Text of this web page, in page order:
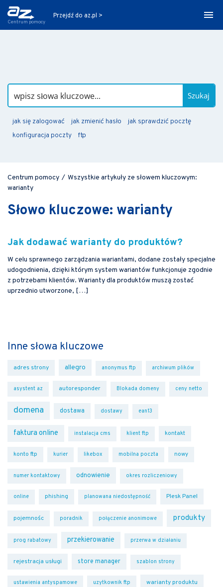
Centrum pomocy
Przejdź do az.pl >
Szukaj
jak się zalogować jak zmienić hasło
jak sprawdzić pocztę
konfiguracja poczty
ftp
Centrum pomocy / Wszystkie artykuły ze słowem kluczowym:
warianty
Słowo kluczowe: warianty
Jak dodawać warianty do produktów?
W celu sprawnego zarządzania wariantami, dodane zostały specjalne
udogodnienia, dzięki którym system wariantów funkcjonuje zgodnie
z potrzebami klientów. Warianty dla produktów muszą zostać
uprzednio utworzone, […]
Inne słowa kluczowe
adres strony allegro anonymus ftp archiwum plików
asystent az autoresponder Blokada domeny ceny netto
domena dostawa dostawy ean13
faktura online instalacja cms klient ftp kontakt
konto ftp kurier likebox mobilna poczta nowy
numer kontaktowy odnowienie okres rozliczeniowy
online phishing planowana niedostępność Plesk Panel
pojemnośc poradnik połączenie anonimowe produkty
prog rabatowy przekierowanie przerwa w działaniu
rejestracja usługi store manager szablon strony
ustawienia antyspamowe uzytkownik ftp warianty produktu